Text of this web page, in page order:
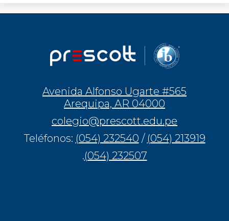
Avenida Alfonso Ugarte #565
Arequipa, AR 04000
colegio@prescott.edu.pe
Teléfonos: (054) 232540 / (054) 213919
.(054) 232507